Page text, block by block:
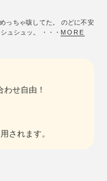
っちゃ咳してた。 のどに不安
ュシュッ。 ・・・ MORE
せ自由！
されます。